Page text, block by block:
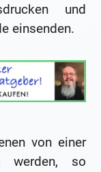
und
einsenden.
von einer
werden, so